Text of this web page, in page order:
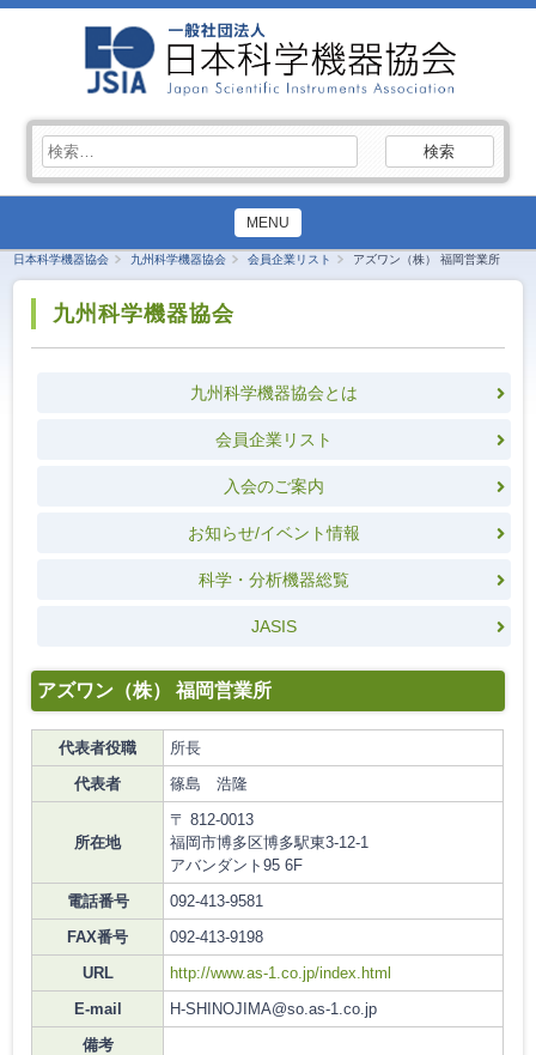
索:
MENU
日本科学機器協会 九州科学機器協会 会員企業リスト アズワン（株） 福岡営業所
九州科学機器協会
九州科学機器協会とは
会員企業リスト
入会のご案内
お知らせ/イベント情報
科学・分析機器総覧
JASIS
アズワン（株） 福岡営業所
代表者役職
所長
代表者
篠島 浩隆
所在地
〒 812-0013
福岡市博多区博多駅東3-12-1
アバンダント95 6F
電話番号
092-413-9581
FAX番号
092-413-9198
URL
http://www.as-1.co.jp/index.html
E-mail
H-SHINOJIMA@so.as-1.co.jp
備考